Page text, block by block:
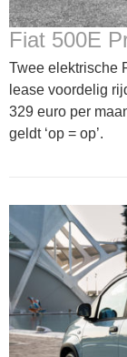
Fiat 500E
Twee elektrische
lease voordelig
329 euro per
geldt ‘op = op’.